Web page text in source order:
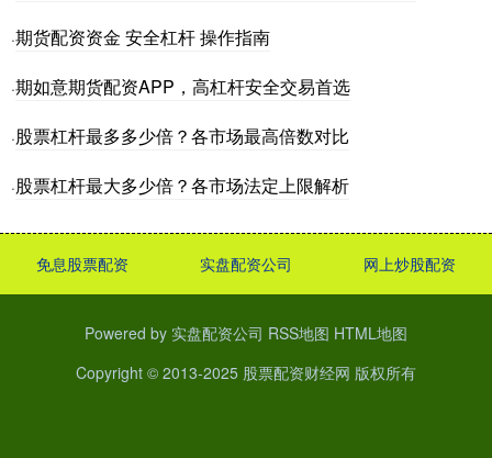
·期货配资资金 安全杠杆 操作指南
·期如意期货配资APP，高杠杆安全交易首选
·股票杠杆最多多少倍？各市场最高倍数对比
·股票杠杆最大多少倍？各市场法定上限解析
免息股票配资 实盘配资公司 网上炒股配资
Powered by 实盘配资公司 RSS地图 HTML地图
Copyright © 2013-2025 股票配资财经网 版权所有